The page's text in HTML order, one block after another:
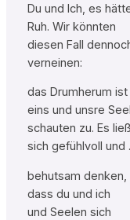
Du und Ich, es
Ruh. Wir könnten
diesen Fall
verneinen:
das Drumherum ist
eins und unsre
schauten zu. Es
sich gefühlvoll und
behutsam denken,
dass du und ich
und Seelen sich